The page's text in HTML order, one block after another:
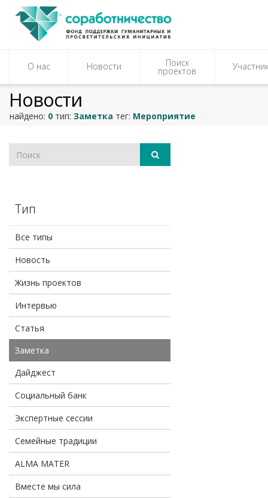
О нас Новости Поиск
проектов
Новости
найдено: 0 тип: Заметка тег: Мероприятие
Тип
Все типы
Новость
Жизнь проектов
Интервью
Статья
Заметка
Дайджест
Социальный банк
Экспертные сессии
Семейные традиции
ALMA MATER
Вместе мы сила